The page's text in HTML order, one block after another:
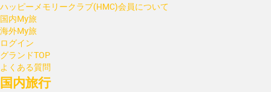
ハッピーメモリークラブ(HMC)会員について
国内My旅
海外My旅
ログイン
グランドTOP
よくある質問
国内旅行